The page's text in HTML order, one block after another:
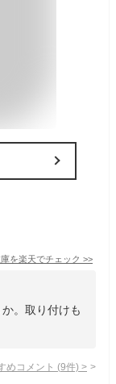
を楽天でチェック >>
。取り付けも
めコメント (9件) >